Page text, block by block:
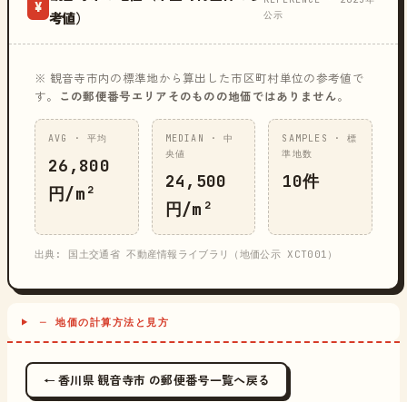
¥
考値）
公示
※ 観音寺市内の標準地から算出した市区町村単位の参考値で
す。
この郵便番号エリアそのものの地価ではありません。
AVG · 平均
26,800
円/m²
MEDIAN · 中
央値
24,500
円/m²
SAMPLES · 標
準地数
10件
出典: 国土交通省 不動産情報ライブラリ（地価公示 XCT001）
─ 地価の計算方法と見方
← 香川県 観音寺市 の郵便番号一覧へ戻る